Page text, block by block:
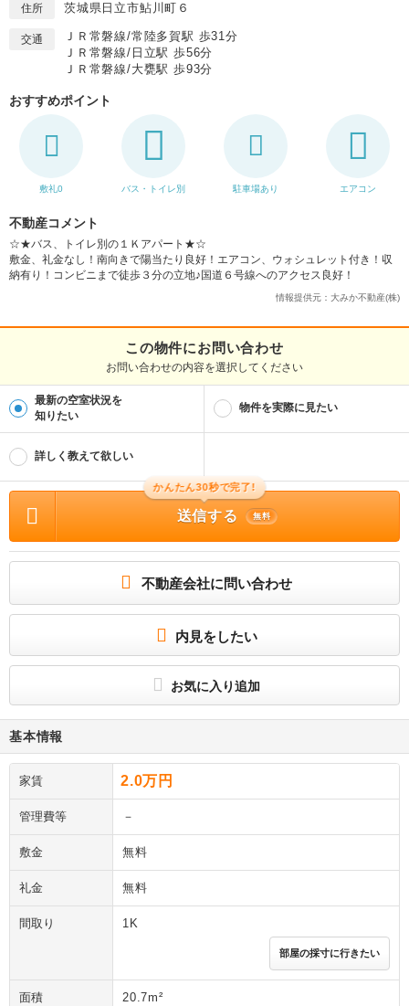
住所 茨城県日立市鮎川町６
交通
ＪＲ常磐線/常陸多賀駅 歩31分
ＪＲ常磐線/日立駅 歩56分
ＪＲ常磐線/大甕駅 歩93分
おすすめポイント
敷礼0 バス・トイレ別 駐車場あり エアコン
不動産コメント
☆★バス、トイレ別の１Ｋアパート★☆
敷金、礼金なし！南向きで陽当たり良好！エアコン、ウォシュレット付き！収
納有り！コンビニまで徒歩３分の立地♪国道６号線へのアクセス良好！
情報提供元：大みか不動産(株)
この物件にお問い合わせ
お問い合わせの内容を選択してください
最新の空室状況を
知りたい
物件を実際に見たい
詳しく教えて欲しい
かんたん30秒で完了!
送信する 無料
不動産会社に問い合わせ
内見をしたい
お気に入り追加
基本情報
家賃 2.0万円
管理費等 －
敷金 無料
礼金 無料
間取り 1K
部屋の採寸に行きたい
面積 20.7m²